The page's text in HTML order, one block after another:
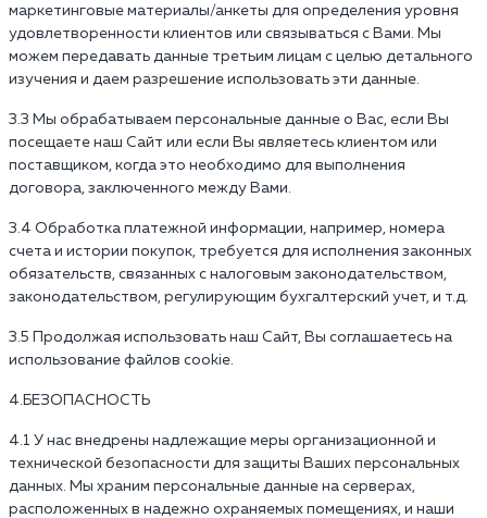
маркетинговые материалы/анкеты для определения уровня
удовлетворенности клиентов или связываться с Вами. Мы
можем передавать данные третьим лицам с целью детального
изучения и даем разрешение использовать эти данные.
3.3 Мы обрабатываем персональные данные о Вас, если Вы
посещаете наш Сайт или если Вы являетесь клиентом или
поставщиком, когда это необходимо для выполнения
договора, заключенного между Вами.
3.4 Обработка платежной информации, например, номера
счета и истории покупок, требуется для исполнения законных
обязательств, связанных с налоговым законодательством,
законодательством, регулирующим бухгалтерский учет, и т.д.
3.5 Продолжая использовать наш Сайт, Вы соглашаетесь на
использование файлов cookie.
4.БЕЗОПАСНОСТЬ
4.1 У нас внедрены надлежащие меры организационной и
технической безопасности для защиты Ваших персональных
данных. Мы храним персональные данные на серверах,
расположенных в надежно охраняемых помещениях, и наши